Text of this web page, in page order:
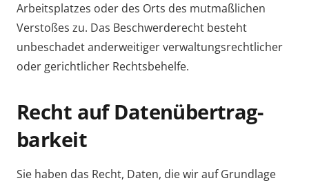
Arbeitsplatzes oder des Orts des mutmaßlichen
Verstoßes zu. Das Beschwerderecht besteht
unbeschadet anderweitiger verwaltungsrechtlicher
oder gerichtlicher Rechtsbehelfe.
Recht auf Daten­übertrag­
barkeit
Sie haben das Recht, Daten, die wir auf Grundlage